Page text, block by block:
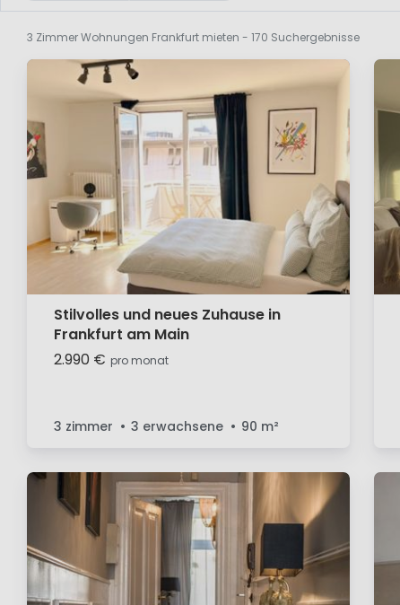
3 Zimmer Wohnungen Frankfurt mieten - 170 Suchergebnisse
Stilvolles und neues Zuhause in
Frankfurt am Main
2.990 € pro monat
3 zimmer 3 erwachsene 90 m²